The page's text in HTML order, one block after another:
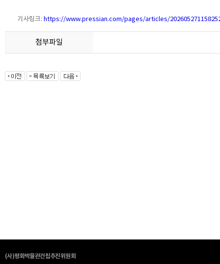
기사링크: https://www.pressian.com/pages/articles/
첨부파일
(사)평화박물관건립추진위원회